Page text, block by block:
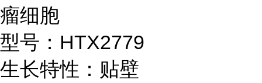
瘤细胞
型号：HTX2779
生长特性：贴壁